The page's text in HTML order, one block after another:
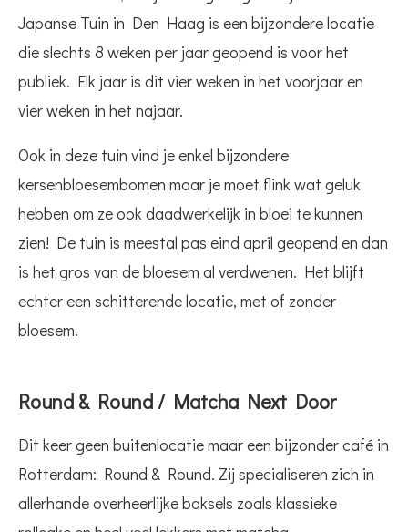
Japanse Tuin in Den Haag is een bijzondere locatie
die slechts 8 weken per jaar geopend is voor het
publiek. Elk jaar is dit vier weken in het voorjaar en
vier weken in het najaar.
Ook in deze tuin vind je enkel bijzondere
kersenbloesembomen maar je moet flink wat geluk
hebben om ze ook daadwerkelijk in bloei te kunnen
zien! De tuin is meestal pas eind april geopend en dan
is het gros van de bloesem al verdwenen. Het blijft
echter een schitterende locatie, met of zonder
bloesem.
Round & Round / Matcha Next Door
Dit keer geen buitenlocatie maar een bijzonder café in
Rotterdam: Round & Round. Zij specialiseren zich in
allerhande overheerlijke baksels zoals klassieke